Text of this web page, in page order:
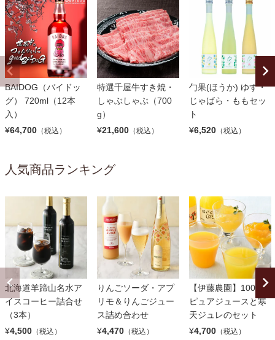
BAIDOG（バイドッ
グ） 720ml（12本
入）
¥64,700 （税込）
特選千屋牛すき焼・
しゃぶしゃぶ（700
g）
¥21,600 （税込）
勹果(ほうか) ゆず・
じゃばら・ももセッ
ト
¥6,520 （税込）
人気商品ランキング
北海道羊蹄山名水ア
イスコーヒー詰合せ
（3本）
¥4,500 （税込）
りんごソーダ・アプ
リモ＆りんごジュー
ス詰め合わせ
¥4,470 （税込）
【伊藤農園】100％
ピュアジュースと寒
天ジュレのセット
¥4,700 （税込）